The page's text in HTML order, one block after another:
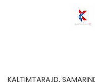
KALTIMTARA.ID,